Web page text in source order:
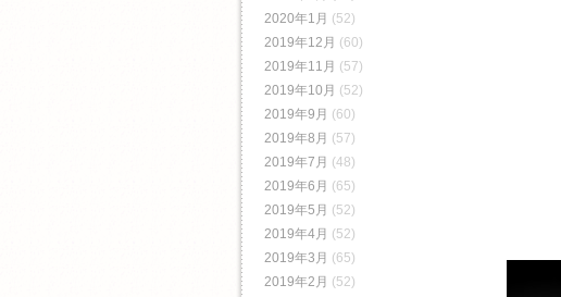
2020年1月 (52)
2019年12月 (60)
2019年11月 (57)
2019年10月 (52)
2019年9月 (60)
2019年8月 (57)
2019年7月 (48)
2019年6月 (65)
2019年5月 (52)
2019年4月 (52)
2019年3月 (65)
2019年2月 (52)